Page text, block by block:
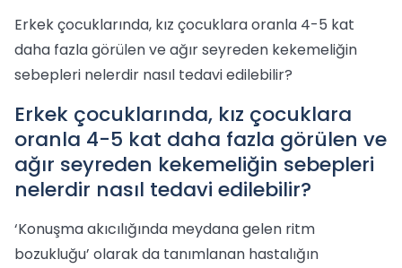
Erkek çocuklarında, kız çocuklara oranla 4-5 kat
daha fazla görülen ve ağır seyreden kekemeliğin
sebepleri nelerdir nasıl tedavi edilebilir?
Erkek çocuklarında, kız çocuklara
oranla 4-5 kat daha fazla görülen ve
ağır seyreden kekemeliğin sebepleri
nelerdir nasıl tedavi edilebilir?
‘Konuşma akıcılığında meydana gelen ritm
bozukluğu’ olarak da tanımlanan hastalığın